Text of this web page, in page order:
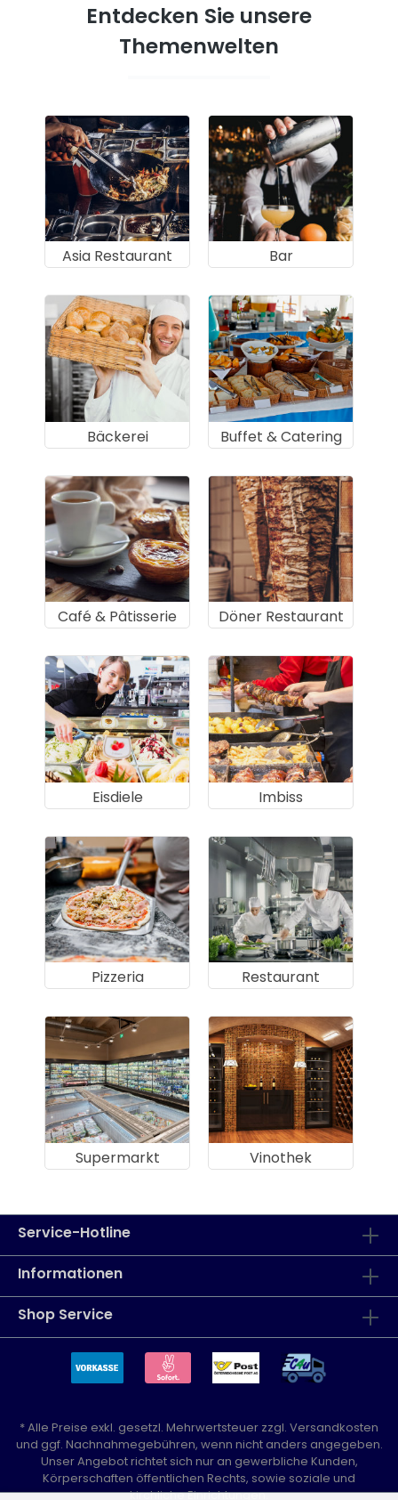
Entdecken Sie unsere
Themenwelten
Asia Restaurant Bar
Bäckerei Buffet & Catering
Café & Pâtisserie Döner Restaurant
Eisdiele Imbiss
Pizzeria Restaurant
Supermarkt Vinothek
Service-Hotline
Informationen
Shop Service
* Alle Preise exkl. gesetzl. Mehrwertsteuer zzgl. Versandkosten
und ggf. Nachnahmegebühren, wenn nicht anders angegeben.
Unser Angebot richtet sich nur an gewerbliche Kunden,
Körperschaften öffentlichen Rechts, sowie soziale und
kirchliche Einrichtungen.